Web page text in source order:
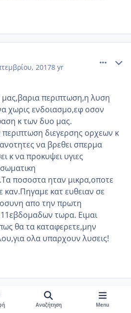
20178 yr
μας,βαρια περιπτωση,η λυση
χωρις ενδοιασμο,εφ οσον
κ των δυο μας.
περιπτωση διεγερσης ορχεων κ
να βρεθει σπερμα
κ να προκυψει υγιες
ποσοστα ηταν μικρα,οποτε
κατ ευθειαν σε
απο την πρωτη
11εβδομαδων τωρα. Ειμαι
θα τα καταφερετε,μην
ολα υπαρχουν λυσεις!
Αναζήτηση Menu